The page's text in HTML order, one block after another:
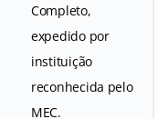
Completo,
expedido por
instituição
reconhecida pelo
MEC.